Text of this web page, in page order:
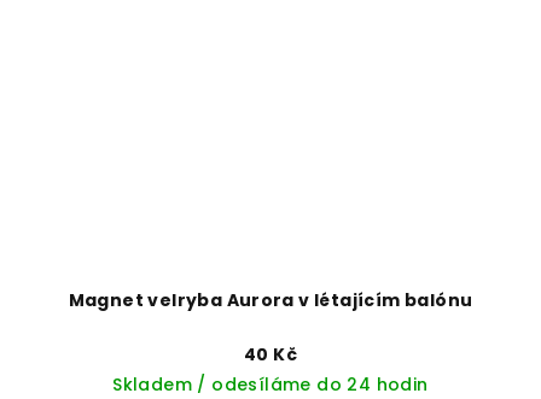
Magnet velryba Aurora v létajícím balónu
40 Kč
Skladem / odesíláme do 24 hodin